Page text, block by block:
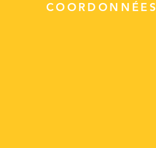
COORDONNÉES